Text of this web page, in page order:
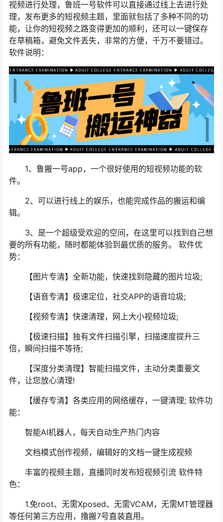
视频进行处理，鲁班一号软件可以直接通过线上去进行处
理，发布更多的短视频主题，里面就包括了多种不同的功
能，让你的短视频之路变得更加的顺利，还可以一键保存
在草稿箱，避免文件丢失，非常的方便，千万不要错过。
软件说明：
1、鲁搬一号app，一个很好使用的短视频功能的软
件。
2、可以进行线上的娱乐，也能完成作品的搬运和编
辑。
3、是一个超级受欢迎的空间，在这里可以找到自己想
要的所有功能，随时都能体验到最优质的服务。 软件优
势：
【图片专清】全新功能，快速找到隐藏的图片垃圾;
【语音专清】极速定位，社交APP的语音垃圾;
【视频专清】快速清理，网上大小视频垃圾;
【极速扫描】独有文件扫描引擎，扫描速度提升三
倍，瞬间扫描不等待;
【深度分类清理】智能扫描文件，主动分类重要文
件，让您放心清理!
【缓存专清】各类应用的网络缓存，一键清理; 软件功
能：
智能AI机器人，每天自动生产热门内容
文档模式创作视频，编辑好的文档一键生成视频
丰富的视频主题，直播同时发布短视频引流 软件特
色：
1.免root、无需Xposed、无需VCAM，无需MT管理器
等任何第三方应用，撸搬7号直装直用。